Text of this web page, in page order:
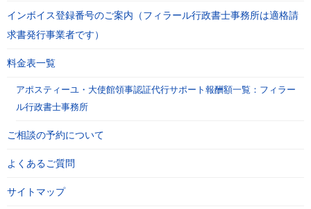
インボイス登録番号のご案内（フィラール行政書士事務所は適格請
求書発行事業者です）
料金表一覧
アポスティーユ・大使館領事認証代行サポート報酬額一覧：フィラー
ル行政書士事務所
ご相談の予約について
よくあるご質問
サイトマップ